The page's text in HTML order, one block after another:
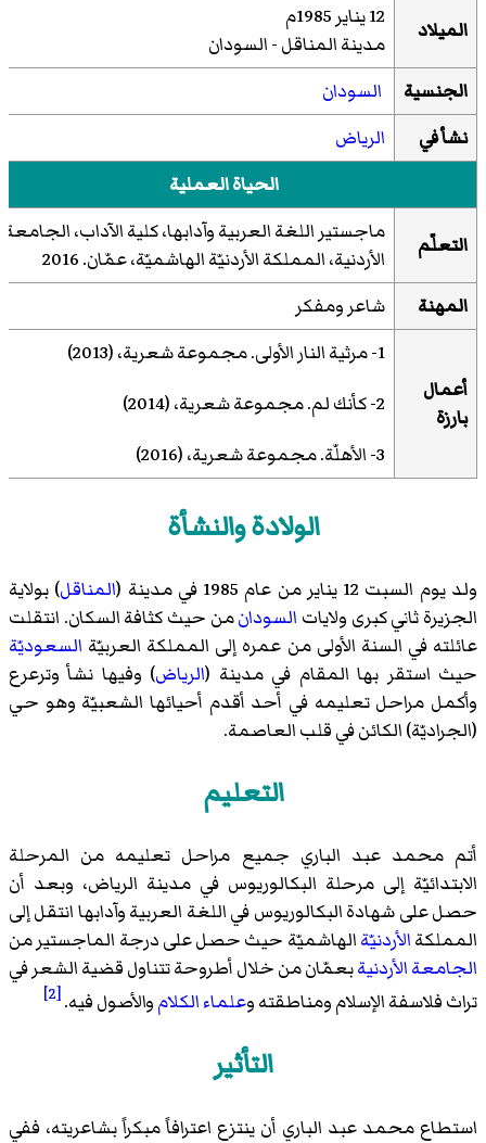
الميلاد
12 يناير 1985م
مدينة المناقل - السودان
الجنسية
السودان
نشأ في
الرياض
الحياة العملية
التعلّم
ماجستير اللغة العربية وآدابها، كلية الآداب، الجامعة
الأردنية، المملكة الأردنيّة الهاشميّة، عمّان. 2016
المهنة
شاعر ومفكر
أعمال
بارزة
1- مرثية النار الأولى. مجموعة شعرية، (2013)
2- كأنك لم. مجموعة شعرية، (2014)
3- الأهلّة. مجموعة شعرية، (2016)
الولادة والنشأة
ولد يوم السبت 12 يناير من عام 1985 في مدينة ( المناقل) بولاية
الجزيرة ثاني كبرى ولايات السودانمن حيث كثافة السكان. انتقلت
عائلته في السنة الأولى من عمره إلى المملكة العربيّة السعوديّة
حيث استقر بها المقام في مدينة (الرياض) وفيها نشأ وترعرع
وأكمل مراحل تعليمه في أحد أقدم أحيائها الشعبيّة وهو حي
(الجراديّة) الكائن في قلب العاصمة.
التعليم
أتم محمد عبد الباري جميع مراحل تعليمه من المرحلة
الابتدائيّة إلى مرحلة البكالوريوس في مدينة الرياض، وبعد أن
حصل على شهادة البكالوريوس في اللغة العربية وآدابها انتقل إلى
المملكةالأردنيّةالهاشميّة حيث حصل على درجة الماجستير من
الجامعة الأردنيةبعمّان من خلال أطروحة تتناول قضية الشعر في
تراث فلاسفة الإسلام ومناطقته وعلماء الكلاموالأصول فيه.[2]
التأثير
استطاع محمد عبد الباري أن ينتزع اعترافاً مبكراً بشاعريته، ففي